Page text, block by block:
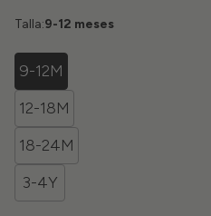
Talla:9-12 meses
9-12M
12-18M
18-24M
3-4Y